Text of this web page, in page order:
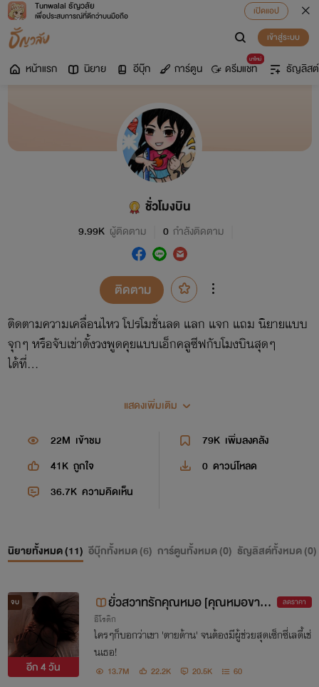
Tunwalai ธัญวลัย
เพื่อประสบการณ์ที่ดีกว่าบนมือถือ
เปิดแอป
เข้าสู่ระบบ
หน้าแรก นิยาย อีบุ๊ก การ์ตูน
มาใหม่
ดรีมแชท ธัญลิสต์
ชั่วโมงบิน
9.99K ผู้ติดตาม 0 กำลังติดตาม
ติดตาม
ติดตามความเคลื่อนไหว โปรโมชั่นลด แลก แจก แถม นิยายแบบ
จุกๆ หรือจับเข่าตั้งวงพูดคุยแบบเอ็กคลูซีฟกับโมงบินสุดๆ
ได้ที่...
เพจเฟสบุ๊ค "ชั่วโมงบิน" (พิมพ์ตรงตัว)
แสดงเพิ่มเติม
22M เข้าชม 79K เพิ่มลงคลัง
41K ถูกใจ 0 ดาวน์โหลด
36.7K ความคิดเห็น
นิยายทั้งหมด (11) อีบุ๊กทั้งหมด (6) การ์ตูนทั้งหมด (0) ธัญลิสต์ทั้งหมด (0)
จบ
อีก4 วัน
ยั่วสวาทรักคุณหมอ [คุณหมอขาฉี
ดยาให้ที❤️] 🔥เรตติ้ง13.7M🔥
ลดราคา
อีโรติก
ใครๆก็บอกว่าเขา 'ตายด้าน' จนต้องมีผู้ช่วยสุดเซ็กซี่เลดี้เช่
นเธอ!
13.7M 22.2K 20.5K 60